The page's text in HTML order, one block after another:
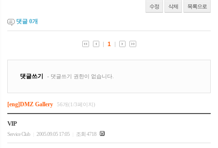
수정 삭제 목록으로
댓글 0개
[eng]DMZ Gallery 56개(1/3페이지)
VIP
Service Club 2005.09.05 17:05 조회 4718